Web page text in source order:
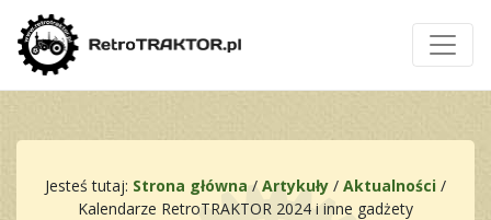
Jesteś tutaj: Strona główna / Artykuły / Aktualności /
Kalendarze RetroTRAKTOR 2024 i inne gadżety